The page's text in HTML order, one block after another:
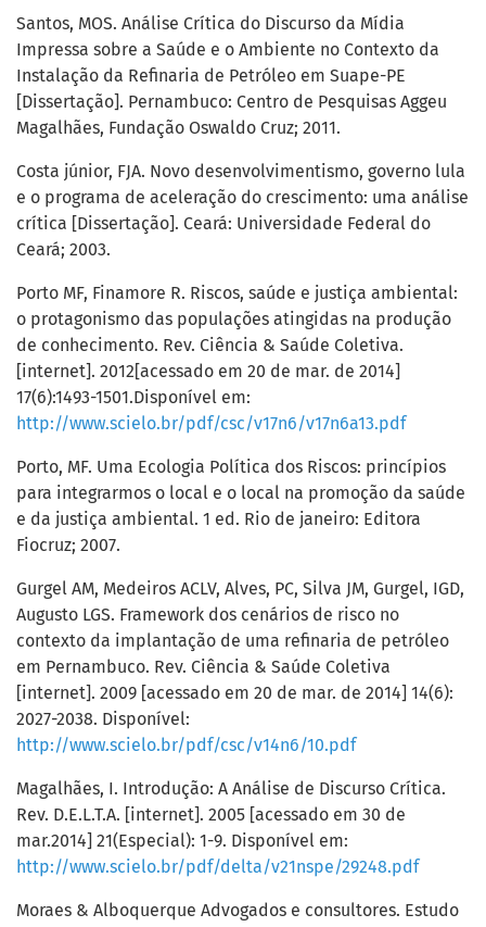
Santos, MOS. Análise Crítica do Discurso da Mídia
Impressa sobre a Saúde e o Ambiente no Contexto da
Instalação da Refinaria de Petróleo em Suape-PE
[Dissertação]. Pernambuco: Centro de Pesquisas Aggeu
Magalhães, Fundação Oswaldo Cruz; 2011.
Costa júnior, FJA. Novo desenvolvimentismo, governo lula
e o programa de aceleração do crescimento: uma análise
crítica [Dissertação]. Ceará: Universidade Federal do
Ceará; 2003.
Porto MF, Finamore R. Riscos, saúde e justiça ambiental:
o protagonismo das populações atingidas na produção
de conhecimento. Rev. Ciência & Saúde Coletiva.
[internet]. 2012[acessado em 20 de mar. de 2014]
17(6):1493-1501.Disponível em:
http://www.scielo.br/pdf/csc/v17n6/v17n6a13.pdf
Porto, MF. Uma Ecologia Política dos Riscos: princípios
para integrarmos o local e o local na promoção da saúde
e da justiça ambiental. 1 ed. Rio de janeiro: Editora
Fiocruz; 2007.
Gurgel AM, Medeiros ACLV, Alves, PC, Silva JM, Gurgel, IGD,
Augusto LGS. Framework dos cenários de risco no
contexto da implantação de uma refinaria de petróleo
em Pernambuco. Rev. Ciência & Saúde Coletiva
[internet]. 2009 [acessado em 20 de mar. de 2014] 14(6):
2027-2038. Disponível:
http://www.scielo.br/pdf/csc/v14n6/10.pdf
Magalhães, I. Introdução: A Análise de Discurso Crítica.
Rev. D.E.L.T.A. [internet]. 2005 [acessado em 30 de
mar.2014] 21(Especial): 1-9. Disponível em:
http://www.scielo.br/pdf/delta/v21nspe/29248.pdf
Moraes & Alboquerque Advogados e consultores. Estudo